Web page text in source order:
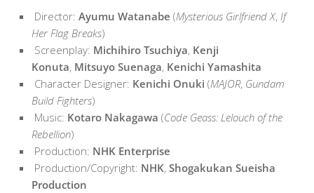
Director: Ayumu Watanabe (Mysterious Girlfriend X, If
Her Flag Breaks)
Screenplay: Michihiro Tsuchiya, Kenji
Konuta, Mitsuyo Suenaga, Kenichi Yamashita
Character Designer: Kenichi Onuki (MAJOR, Gundam
Build Fighters)
Music: Kotaro Nakagawa (Code Geass: Lelouch of the
Rebellion)
Production: NHK Enterprise
Production/Copyright: NHK, Shogakukan Sueisha
Production